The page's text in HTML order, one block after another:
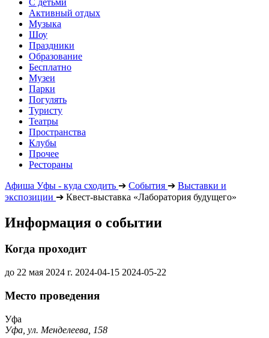
Активный отдых
Музыка
Шоу
Праздники
Образование
Бесплатно
Музеи
Парки
Погулять
Туристу
Театры
Пространства
Клубы
Прочее
Рестораны
Афиша Уфы - куда сходить ➔ События ➔ Выставки и
экспозиции ➔ Квест-выставка «Лаборатория будущего»
Информация о событии
Когда проходит
до 22 мая 2024 г. 2024-04-15 2024-05-22
Место проведения
Уфа
Уфа, ул. Менделеева, 158